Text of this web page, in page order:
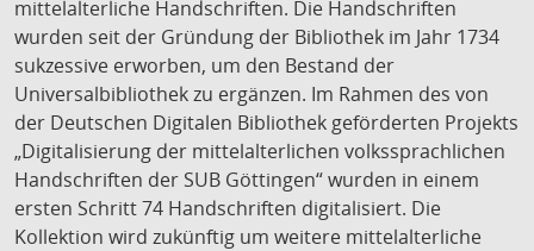
mittelalterliche Handschriften. Die Handschriften
wurden seit der Gründung der Bibliothek im Jahr 1734
sukzessive erworben, um den Bestand der
Universalbibliothek zu ergänzen. Im Rahmen des von
der Deutschen Digitalen Bibliothek geförderten Projekts
„Digitalisierung der mittelalterlichen volkssprachlichen
Handschriften der SUB Göttingen“ wurden in einem
ersten Schritt 74 Handschriften digitalisiert. Die
Kollektion wird zukünftig um weitere mittelalterliche